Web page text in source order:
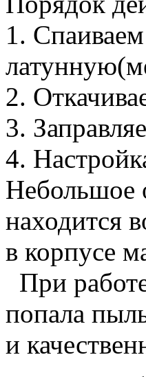
1.
2.
3.
4.
Небольшое
находится
в корпусе
При
попала
и